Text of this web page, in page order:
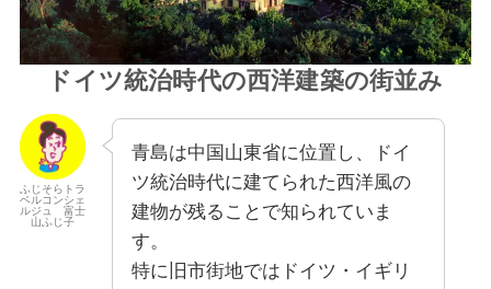
ドイツ統治時代の西洋建築の街並み
ふじそらトラ
ベルコンシェ
ルジュ 富士
山ふじ子
青島は中国山東省に位置し、ドイ
ツ統治時代に建てられた西洋風の
建物が残ることで知られていま
す。
特に旧市街地ではドイツ・イギリ